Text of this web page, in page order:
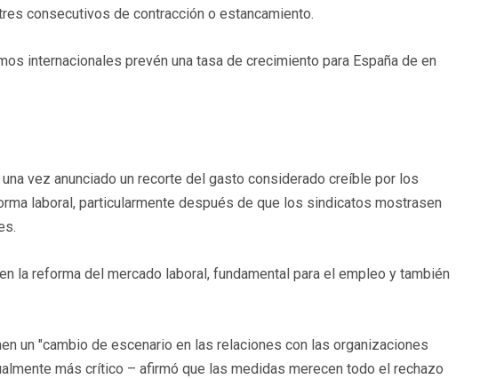
consecutivos de contracción o estancamiento.
internacionales prevén una tasa de crecimiento para España de en
vez anunciado un recorte del gasto considerado creíble por los
laboral, particularmente después de que los sindicatos mostrasen
la reforma del mercado laboral, fundamental para el empleo y también
un "cambio de escenario en las relaciones con las organizaciones
más crítico – afirmó que las medidas merecen todo el rechazo